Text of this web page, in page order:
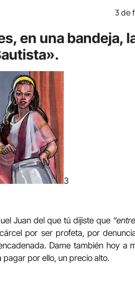
3 de
en una bandeja,
3
Juan del que tú dijiste que
por ser profeta, por
Dame también hoy a
por ello, un precio alto.